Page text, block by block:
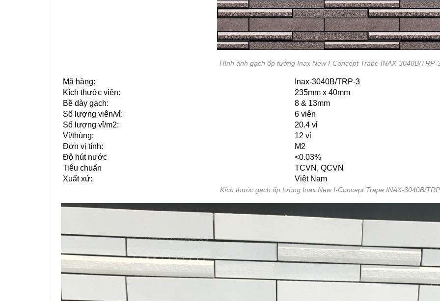
Hình ảnh gạch ốp tường Inax New I-Concept Trape INAX-3040B/TRP-
Mã hàng:
Inax-3040B/TRP-3
Kích thước viên:
235mm x 40mm
Bề dày gạch:
8 & 13mm
Số lượng viên/vỉ:
6 viên
Số lượng vỉ/m2:
20.4 vỉ
Vỉ/thùng:
12 vỉ
Đơn vị tính:
M2
Độ hút nước
<0.03%
Tiêu chuẩn
TCVN, QCVN
Xuất xứ:
Việt Nam
Kích thước gạch ốp tường Inax New I-Concept Trape INAX-3040B/TRP